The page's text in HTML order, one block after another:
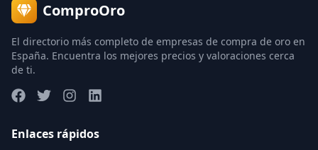
ComproOro
El directorio más completo de empresas de compra de oro en
España. Encuentra los mejores precios y valoraciones cerca
de ti.
Enlaces rápidos